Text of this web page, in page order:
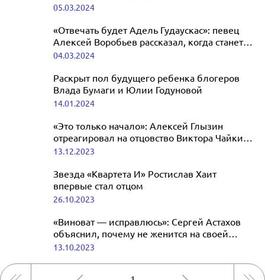
05.03.2024
«Отвечать будет Адель Гудаускас»: певец
Алексей Воробьев рассказал, когда станет
отцом
04.03.2024
Раскрыт пол будущего ребенка блогеров
Влада Бумаги и Юлии Годуновой
14.01.2024
«Это только начало»: Алексей Глызин
отреагировал на отцовство Виктора Чайки в
64 года
13.12.2023
Звезда «Квартета И» Ростислав Хаит
впервые стал отцом
26.10.2023
«Виноват — исправлюсь»: Сергей Астахов
объяснил, почему не женится на своей
возлюбленной
13.10.2023